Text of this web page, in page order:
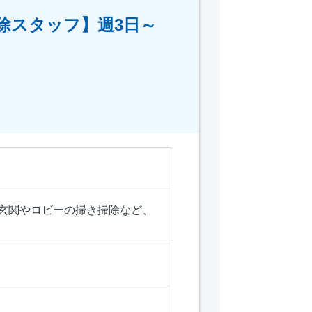
スタッフ】週3日～
やロビーの掃き掃除など、